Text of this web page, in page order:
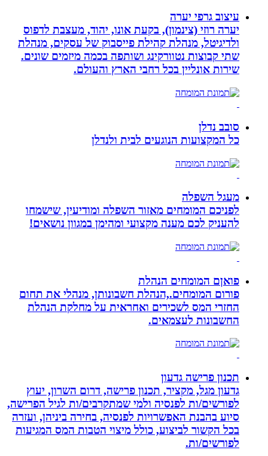
עיצוב גרפי יערה
יערה רוזי (צינמון), בקעת אונו, יהוד, מעצבת לדפוס
ולדיגיטל, מנהלת קהילת פייסבוק של עסקים, מנהלת
שתי קבוצות נטוורקינג ושותפה בכמה מיזמים שונים.
שירות אונליין בכל רחבי הארץ והעולם.
סובב נדלן
כל המקצועות הנוגעים לבית ולנדלן
מעגל השפלה
לפניכם המומחים מאזור השפלה ומודיעין, שישמחו
להעניק לכם מענה מקצועי ומהימן במגוון נושאים!
פואןם המומחים הנהלת
פורום המומחים.,הנהלת חשבונותן, מנהלי את תחום
החזרי המס לשכירים ואחראית על מחלקת הנהלת
החשבונות לעצמאים.
תכנון פרישה גדעון
גדעון מגל, מקציר, תכנון פרישה, דרום השרון, יעוץ
לפורשים/ות לפנסיה ולמי שמתקרבים/ות לגיל הפרישה,
סיוע בהבנת האפשרויות לפנסיה, בחירה ביניהן, ועזרה
בכל הקשור לביצוע, כולל מיצוי הטבות המס המגיעות
לפורשים/ות.